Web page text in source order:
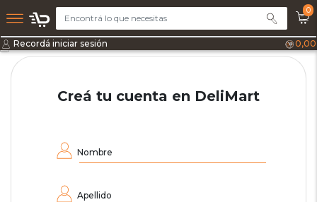
0
Recordá iniciar sesión 0,00
Creá tu cuenta en DeliMart
Nombre
Apellido